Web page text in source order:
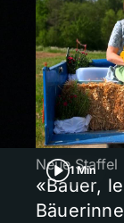
1 Min
Neue Staffel
«Bauer,